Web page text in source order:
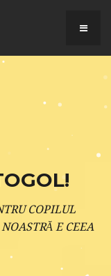
COPILUL
E CEEA